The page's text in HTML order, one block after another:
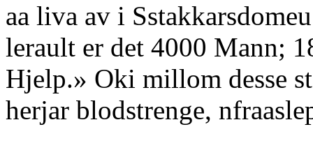
aa liva av i
lerault er det 4000 Mann;
Hjelp.» Oki millom desse
herjar blodstrenge,